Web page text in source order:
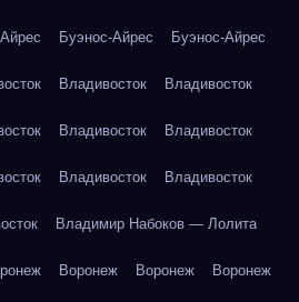
Буэнос-Айрес Буэнос-Айрес
Владивосток Владивосток
Владивосток Владивосток
Владивосток Владивосток
Владимир Набоков — Лолита
Воронеж Воронеж Воронеж